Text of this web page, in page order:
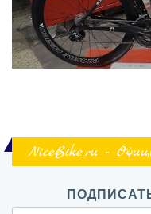
NiceBike.ru -